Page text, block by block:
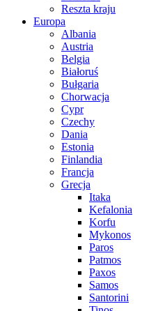
Reszta kraju
Europa
Albania
Austria
Belgia
Białoruś
Bułgaria
Chorwacja
Cypr
Czechy
Dania
Estonia
Finlandia
Francja
Grecja
Itaka
Kefalonia
Korfu
Mykonos
Paros
Patmos
Paxos
Samos
Santorini